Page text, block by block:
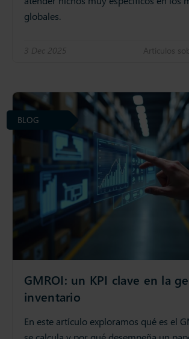
globales.
3 Dec 2025 Artículos
GMROI: un KPI clave en la
inventario
En este artículo exploramos qué es el
BLOG